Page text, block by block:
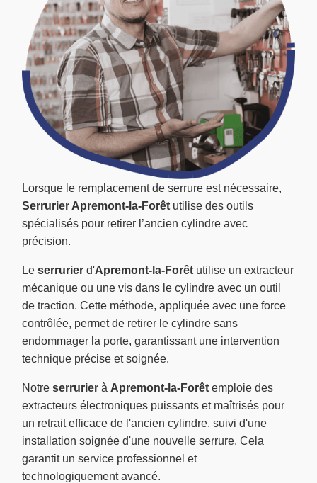
Lorsque le remplacement de serrure est nécessaire,
Serrurier Apremont-la-Forêt utilise des outils
spécialisés pour retirer l’ancien cylindre avec
précision.
Le serrurier d'Apremont-la-Forêt utilise un extracteur
mécanique ou une vis dans le cylindre avec un outil
de traction. Cette méthode, appliquée avec une force
contrôlée, permet de retirer le cylindre sans
endommager la porte, garantissant une intervention
technique précise et soignée.
Notre serrurier à Apremont-la-Forêt emploie des
extracteurs électroniques puissants et maîtrisés pour
un retrait efficace de l'ancien cylindre, suivi d'une
installation soignée d'une nouvelle serrure. Cela
garantit un service professionnel et
technologiquement avancé.